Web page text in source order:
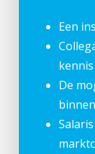
Een
De